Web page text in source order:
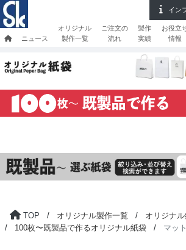
ニュース
オリジナル
製作一覧
ご注文の
流れ
製作
実績
お役立
情報
イン
TOP オリジナル製作一覧
オリジナ
100枚〜既製品で作るオリジナル紙袋
マッ